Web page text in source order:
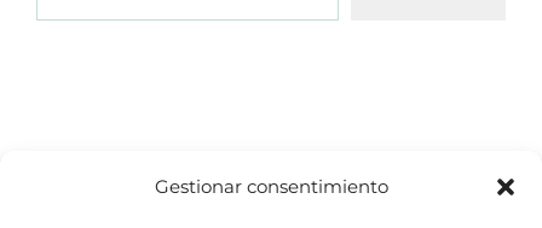
Gestionar consentimiento